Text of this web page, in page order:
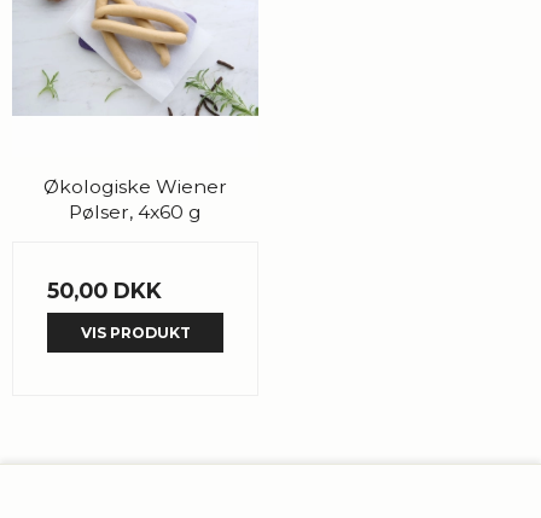
Økologiske Wiener
Pølser, 4x60 g
50,00 DKK
VIS PRODUKT